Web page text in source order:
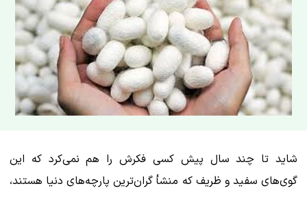
شاید تا چند سال پیش کسی فکرش را هم نمی‌کرد که این
گوی‌های سفید و ظریف که منشأ گران‌ترین پارچه‌های دنیا هستند،